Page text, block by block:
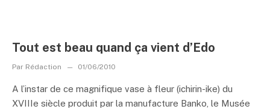
Tout est beau quand ça vient d’Edo
Par Rédaction 01/06/2010
A l’instar de ce magnifique vase à fleur (ichirin-ike) du
XVIIIe siècle produit par la manufacture Banko, le Musée